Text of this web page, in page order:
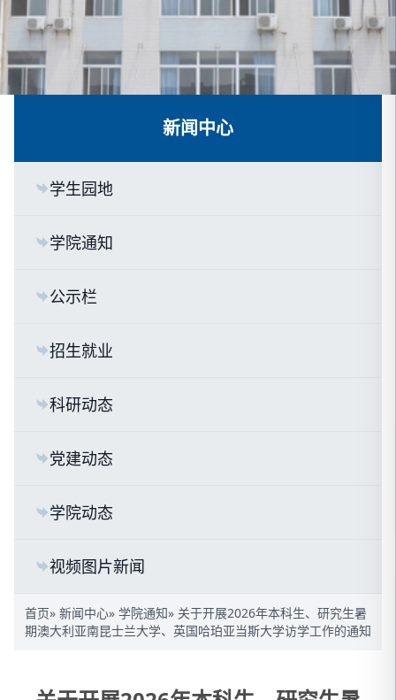
新闻中心
学生园地
学院通知
公示栏
招生就业
科研动态
党建动态
学院动态
视频图片新闻
首页» 新闻中心» 学院通知» 关于开展2026年本科生、研究生暑
期澳大利亚南昆士兰大学、英国哈珀亚当斯大学访学工作的通知